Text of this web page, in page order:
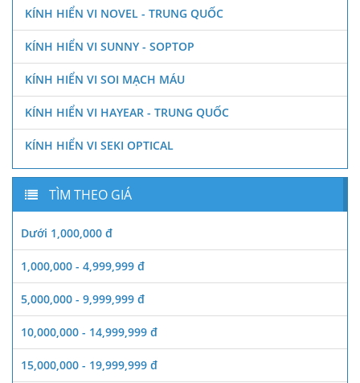
KÍNH HIỂN VI NOVEL - TRUNG QUỐC
KÍNH HIỂN VI SUNNY - SOPTOP
KÍNH HIỂN VI SOI MẠCH MÁU
KÍNH HIỂN VI HAYEAR - TRUNG QUỐC
KÍNH HIỂN VI SEKI OPTICAL
TÌM THEO GIÁ
Dưới 1,000,000 đ
1,000,000 - 4,999,999 đ
5,000,000 - 9,999,999 đ
10,000,000 - 14,999,999 đ
15,000,000 - 19,999,999 đ